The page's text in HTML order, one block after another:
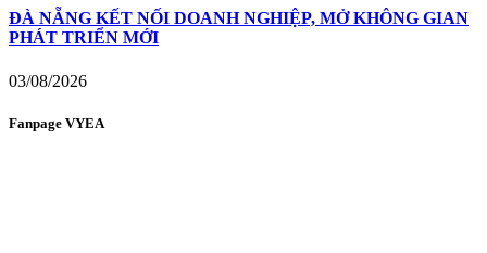
ĐÀ NẴNG KẾT NỐI DOANH NGHIỆP, MỞ KHÔNG GIAN
PHÁT TRIỂN MỚI
03/08/2026
Fanpage VYEA